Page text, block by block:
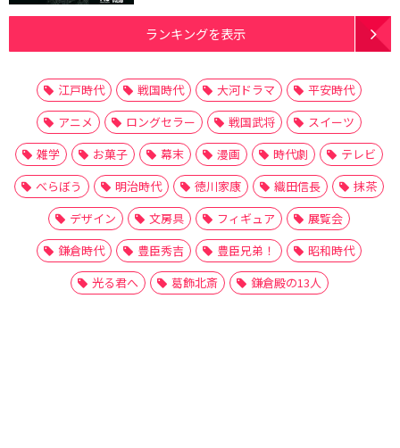
ランキングを表示
江戸時代 戦国時代 大河ドラマ
平安時代
アニメ
ロングセラー 戦国武将
スイーツ
雑学
お菓子 幕末 漫画 時代劇
テレビ
べらぼう
明治時代 徳川家康 織田信長
抹茶
デザイン
文房具 フィギュア
展覧会
鎌倉時代
豊臣秀吉 豊臣兄弟！
昭和時代
光る君へ
葛飾北斎 鎌倉殿の13人